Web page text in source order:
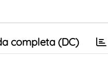
completa (DC)